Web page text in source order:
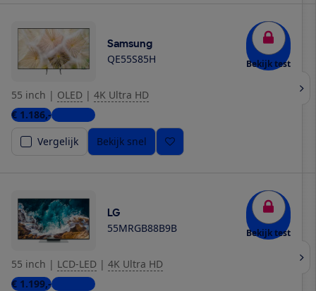
Samsung
QE55S85H Bekijk test
55 inch | OLED | 4K Ultra HD
€ 1.186,-2 winkels
Vergelijk
Bekijk snel
LG
55MRGB88B9B Bekijk test
55 inch | LCD-LED | 4K Ultra HD
€ 1.199,-3 winkels